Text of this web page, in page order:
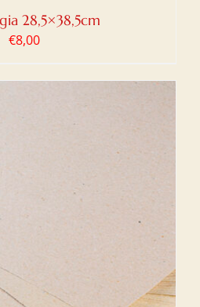
28,5×38,5cm
€8,00